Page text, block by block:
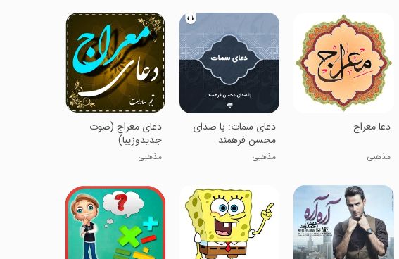
دعا معراج
مذهبی
دعای سمات: با صدای
محسن فرهمند
مذهبی
دعای معراج (صوت
جدیدوزیبا)
مذهبی